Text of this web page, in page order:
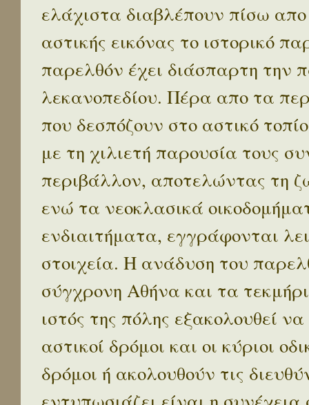
ελάχιστα διαβλέπουν πίσω
αστικής εικόνας το ιστορικό
παρελθόν έχει διάσπαρτη την
λεκανοπεδίου. Πέρα απο τα
που δεσπόζουν στο αστικό
με τη χιλιετή παρουσία τους
περιβάλλον, αποτελώντας τη
ενώ τα νεοκλασικά
ενδιαιτήματα, εγγράφονται
στοιχεία. Η ανάδυση του
σύγχρονη Αθήνα και τα
ιστός της πόλης εξακολουθεί
αστικοί δρόμοι και οι κύριοι
δρόμοι ή ακολουθούν τις